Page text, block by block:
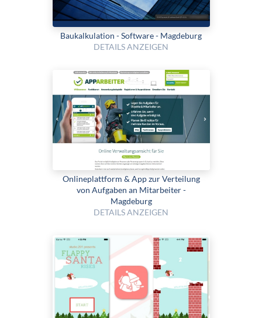
Bau­kalku­lation - Software - Magdeburg
DETAILS ANZEIGEN
Onlineplattform & App zur Verteilung
von Aufgaben an Mitarbeiter -
Magdeburg
DETAILS ANZEIGEN